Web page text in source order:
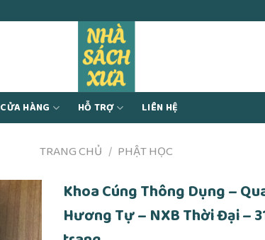
CỬA HÀNG HỖ TRỢ LIÊN HỆ
TRANG CHỦ / PHẬT HỌC
Khoa Cúng Thông Dụng –
Hương Tự – NXB Thời Đại –